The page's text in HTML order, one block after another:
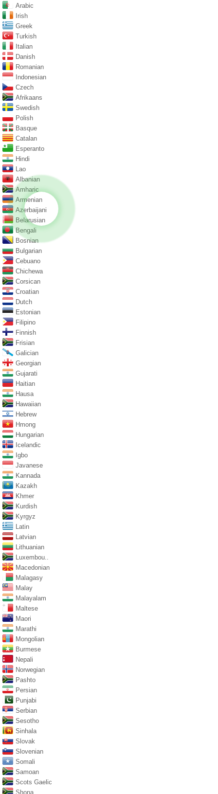
Arabic
Irish
Greek
Turkish
Italian
Danish
Romanian
Indonesian
Czech
Afrikaans
Swedish
Polish
Basque
Catalan
Esperanto
Hindi
Lao
Albanian
Amharic
Armenian
Azerbaijani
Belarusian
Bengali
Bosnian
Bulgarian
Cebuano
Chichewa
Corsican
Croatian
Dutch
Estonian
Filipino
Finnish
Frisian
Galician
Georgian
Gujarati
Haitian
Hausa
Hawaiian
Hebrew
Hmong
Hungarian
Icelandic
Igbo
Javanese
Kannada
Kazakh
Khmer
Kurdish
Kyrgyz
Latin
Latvian
Lithuanian
Luxembou..
Macedonian
Malagasy
Malay
Malayalam
Maltese
Maori
Marathi
Mongolian
Burmese
Nepali
Norwegian
Pashto
Persian
Punjabi
Serbian
Sesotho
Sinhala
Slovak
Slovenian
Somali
Samoan
Scots Gaelic
Shona